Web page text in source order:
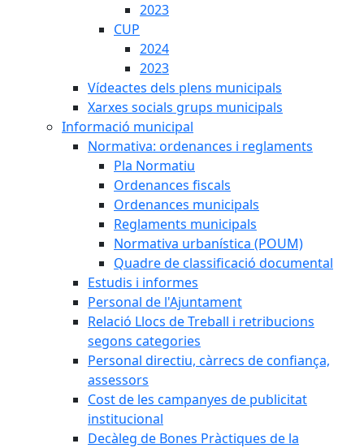
2023
CUP
2024
2023
Vídeactes dels plens municipals
Xarxes socials grups municipals
Informació municipal
Normativa: ordenances i reglaments
Pla Normatiu
Ordenances fiscals
Ordenances municipals
Reglaments municipals
Normativa urbanística (POUM)
Quadre de classificació documental
Estudis i informes
Personal de l'Ajuntament
Relació Llocs de Treball i retribucions
segons categories
Personal directiu, càrrecs de confiança,
assessors
Cost de les campanyes de publicitat
institucional
Decàleg de Bones Pràctiques de la